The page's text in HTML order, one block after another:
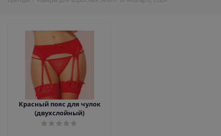
Красный пояс для чулок
(двухслойный)